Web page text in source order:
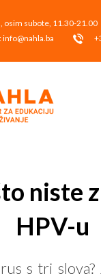
subote, 11.30-21.00
info@nahla.ba
niste
HPV-u
s tri